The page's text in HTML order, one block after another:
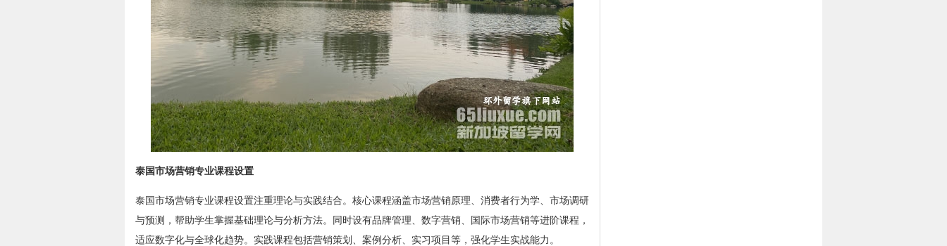
泰国市场营销专业课程设置
泰国市场营销专业课程设置注重理论与实践结合。核心课程涵盖市场营销原理、消费者行为学、市场调研
与预测，帮助学生掌握基础理论与分析方法。同时设有品牌管理、数字营销、国际市场营销等进阶课程，
适应数字化与全球化趋势。实践课程包括营销策划、案例分析、实习项目等，强化学生实战能力。